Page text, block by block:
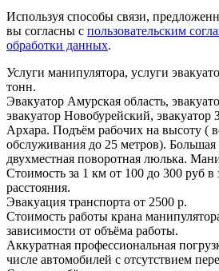
Используя способы связи,
вы согласны с пользовательским
обработки данных.
Услуги манипулятора, услуги
тонн.
Эвакуатор Амурская область,
эвакуатор Новобурейский, эвакуатор
Архара. Подъём рабочих на высоту (
обслуживания до 25 метров). Большая
двухместная поворотная люлька.
Стоимость за 1 км от 100 до 300 руб в
расстояния.
Эвакуация транспорта от 2500 р.
Стоимость работы крана
зависимости от объëма работы.
Аккуратная профессиональная
числе автомобилей с отсутствием